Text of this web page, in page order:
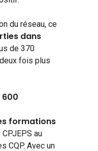
du réseau, ce
dans
de 370
fois plus
600
formations
CPJEPS au
CQP. Avec un